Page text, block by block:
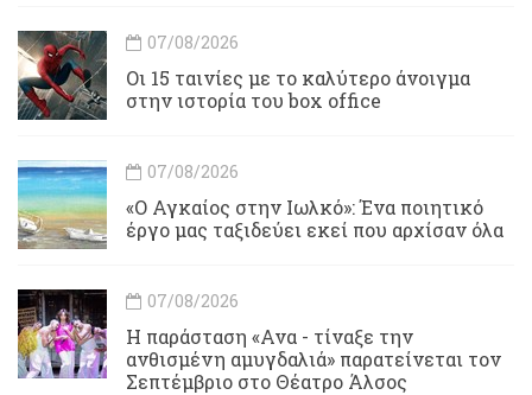
07/08/2026
Οι 15 ταινίες με το καλύτερο άνοιγμα
στην ιστορία του box office
07/08/2026
«Ο Αγκαίος στην Ιωλκό»: Ένα ποιητικό
έργο μας ταξιδεύει εκεί που αρχίσαν όλα
07/08/2026
Η παράσταση «Ανα - τίναξε την
ανθισμένη αμυγδαλιά» παρατείνεται τον
Σεπτέμβριο στο Θέατρο Άλσος